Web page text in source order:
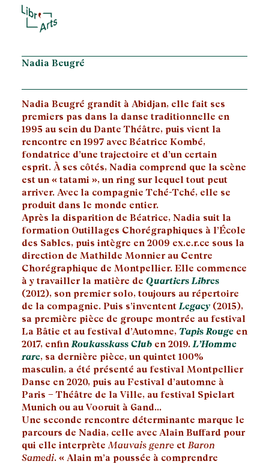
Nadia Beugré
Nadia Beugré grandit à Abidjan, elle fait ses
premiers pas dans la danse traditionnelle en
1995 au sein du Dante Théâtre, puis vient la
rencontre en 1997 avec Béatrice Kombé,
fondatrice d’une trajectoire et d’un certain
esprit. À ses côtés, Nadia comprend que la scène
est un « tatami », un ring sur lequel tout peut
arriver. Avec la compagnie Tché-Tché, elle se
produit dans le monde entier.
Après la disparition de Béatrice, Nadia suit la
formation Outillages Chorégraphiques à l’École
des Sables, puis intègre en 2009 ex.e.r.ce sous la
direction de Mathilde Monnier au Centre
Chorégraphique de Montpellier. Elle commence
à y travailler la matière de Quartiers Libres
(2012), son premier solo, toujours au répertoire
de la compagnie. Puis s’inventent Legacy(2015),
sa première pièce de groupe montrée au festival
La Bâtie et au festival d’Automne, Tapis Rouge en
2017, enfin Roukasskass Club en 2019.L’Homme
rare, sa dernière pièce, un quintet 100%
masculin, a été présenté au festival Montpellier
Danse en 2020, puis au Festival d’automne à
Paris – Théâtre de la Ville, au festival Spielart
Munich ou au Vooruit à Gand…
Une seconde rencontre déterminante marque le
parcours de Nadia, celle avec Alain Buffard pour
qui elle interprèteMauvais genreetBaron
Samedi. « Alain m’a poussée à comprendre